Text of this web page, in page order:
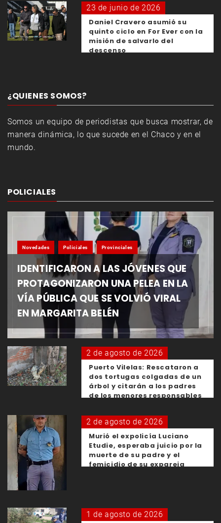
23 de junio de 2026
Daniel Cravero asumió su
quinto ciclo en For Ever con la
misión de salvarlo del
descenso
¿QUIENES SOMOS?
Somos un equipo de periodistas que busca mostrar, de
manera dinámica, lo que sucede en el Chaco y en el
mundo.
POLICIALES
Novedades Policiales Provinciales
IDENTIFICARON A LAS JÓVENES QUE
PROTAGONIZARON UNA PELEA EN LA
VÍA PÚBLICA QUE SE VOLVIÓ VIRAL
EN MARGARITA BELÉN
2 de agosto de 2026
Puerto Vilelas: Rescataron a
dos tortugas colgadas de un
árbol y citarán a los padres
de los menores responsables
2 de agosto de 2026
Murió el expolicía Luciano
Etudie, esperaba juicio por la
muerte de su padre y el
femicidio de su expareja
1 de agosto de 2026